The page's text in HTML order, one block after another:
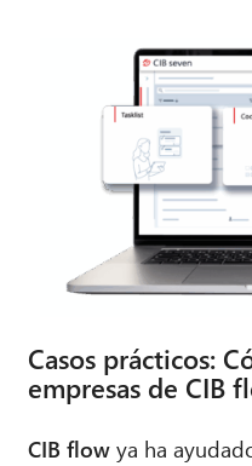
Casos prácticos:
empresas de CIB
CIB flow ya ha